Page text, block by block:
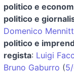
politico e
politico e
Domenico
politico e
regista: Luigi
Bruno Gaburro (